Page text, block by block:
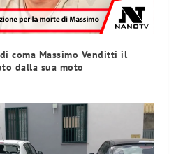
coma Massimo Venditti il
dalla sua moto